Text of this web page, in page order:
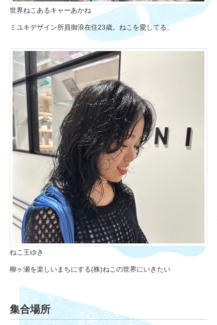
世界ねこあるキャーあかね
ミユキデザイン所員御浪在住23歳。ねこを愛してる。
ねこ王ゆき
柳ヶ瀬を楽しいまちにする(株)ねこの世界にいきたい
集合場所